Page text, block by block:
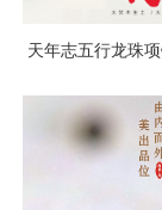
天年志五行龙珠项